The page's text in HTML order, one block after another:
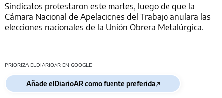
Sindicatos protestaron este martes, luego de que la
Cámara Nacional de Apelaciones del Trabajo anulara las
elecciones nacionales de la Unión Obrera Metalúrgica.
PRIORIZA ELDIARIOAR EN GOOGLE
Añade elDiarioAR como fuente preferida